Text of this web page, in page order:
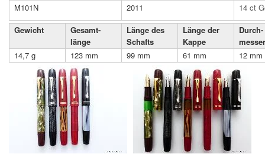
M101N
2011
14 ct
Gewicht
Gesamt­
länge
Länge des
Schafts
Länge der
Kappe
Durch­
messer
14,7 g
123 mm 99 mm 61 mm 12 mm